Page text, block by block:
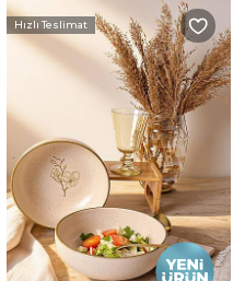
Hızlı Teslimat